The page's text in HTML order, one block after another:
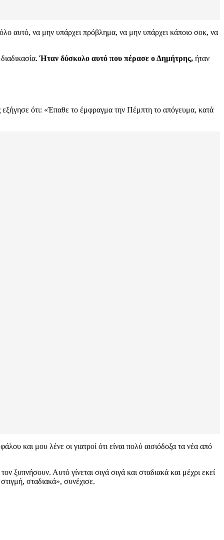
όλο αυτό, να μην υπάρχει πρόβλημα, να μην υπάρχει κάποιο σοκ, να
Ήταν δύσκολο αυτό που πέρασε ο Δημήτρης, ήταν
ότι: «Έπαθε το έμφραγμα την Πέμπτη το απόγευμα, κατά
και μου λένε οι γιατροί ότι είναι πολύ αισιόδοξα τα νέα από
Αυτό γίνεται σιγά σιγά και σταδιακά και μέχρι εκεί
σταδιακά», συνέχισε.